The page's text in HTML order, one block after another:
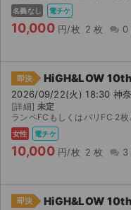
名義なし 電チケ
10,000 円/枚 2 枚 0
即決 HiGH&LOW
2026/09/22(火) 18:30 神
[詳細] 未定
ランペFCもしくはバリFC 2枚とも名義変更可能 値下げ交
女性 電チケ
10,000 円/枚 2 枚 3
即決 HiGH&LOW